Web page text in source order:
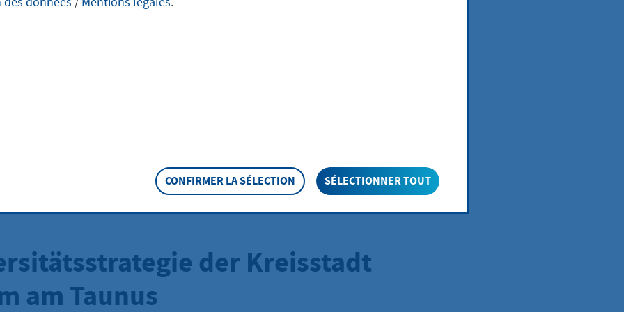
und Wälder bieten wertvollen Lebensraum für Tiere und Pflanzen. In
Pflege und passenden Bildungsangeboten. Viele kleine Maßnahmen
ein stabiles Netz für mehr Artenvielfalt in der Region.
Hofheim Biodiversität stärkt, und wie Sie die Natur vor Ort mitgestalten
der Kreisstadt
am Taunus
CONFIRMER LA SÉLECTION SÉLECTIONNER TOUT